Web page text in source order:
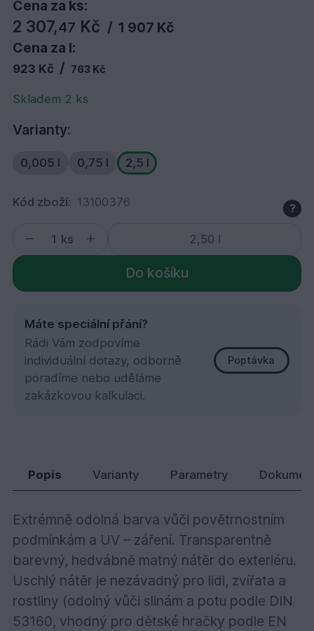
Cena za ks:
2 307,47 Kč / 1 907 Kč
Cena za l:
923 Kč / 763 Kč
Skladem 2 ks
Varianty:
0,005 l 0,75 l 2,5 l
Kód zboží: 13100376 ?
ks
Do košíku
Máte speciální přání?
Rádi Vám zodpovíme
individuální dotazy, odborně
poradíme nebo uděláme
zakázkovou kalkulaci.
Poptávka
Popis Varianty Parametry
Extrémně odolná barva vůči povětrnostním
podmínkám a UV – záření. Transparentně
barevný, hedvábně matný nátěr do exteriéru.
Uschlý nátěr je nezávadný pro lidi, zvířata a
rostliny (odolný vůči slinám a potu podle DIN
53160, vhodný pro dětské hračky podle EN